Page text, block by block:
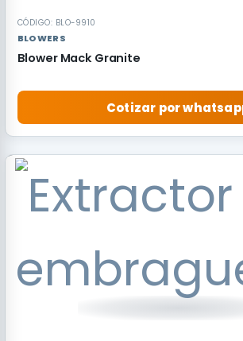
CÓDIGO: BLO-9910
BLOWERS
Blower Mack Granite
Cotizar por
RECOMENDADO